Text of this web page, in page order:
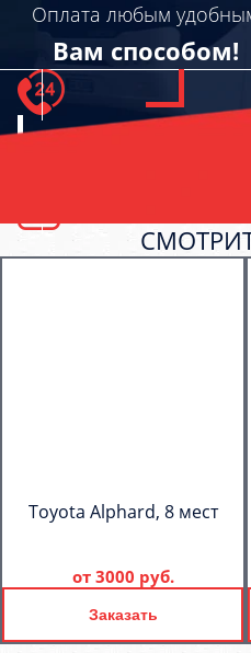
Оплата любым
Вам способом!
Toyota Alphard, 8 мест
от 3000 руб.
Заказать